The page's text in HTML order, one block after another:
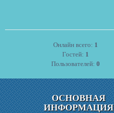
Онлайн всего: 1
Гостей: 1
Пользователей: 0
ОСНОВНАЯ
ИНФОРМАЦИЯ